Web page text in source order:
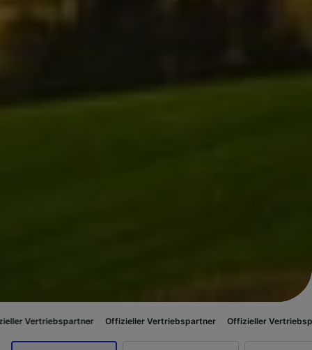
Offizieller Vertriebspartner Offizieller Vertriebspartner